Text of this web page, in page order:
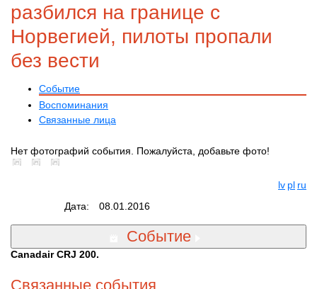
разбился на границе с
Норвегией, пилоты пропали
без вести
Событие
Воспоминания
Связанные лица
Нет фотографий события. Пожалуйста, добавьте фото!
lv pl ru
Дата:
08.01.2016
Событие
Canadair CRJ 200.
Связанные события